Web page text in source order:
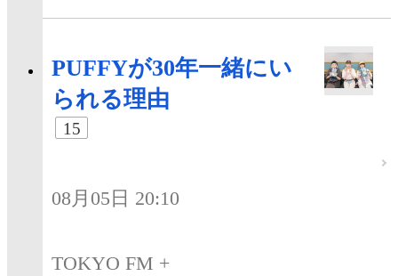
PUFFYが30年一緒にい
られる理由
15
08月05日 20:10
TOKYO FM +